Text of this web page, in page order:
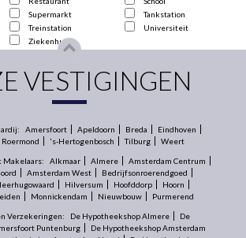
Supermarkt
Tankstation
Treinstation
Universiteit
Ziekenhuis
VESTIGINGEN
Amersfoort Apeldoorn Breda
Eindhoven
Roermond 's-Hertogenbosch Tilburg Weert
Makelaars: Alkmaar Almere
Amsterdam Centrum
Amsterdam West
Bedrijfsonroerendgoed
Hilversum Hoofddorp
Hoorn
Monnickendam Nieuwbouw Purmerend
Verzekeringen: De Hypotheekshop Almere
De
Puntenburg
De Hypotheekshop Amsterdam